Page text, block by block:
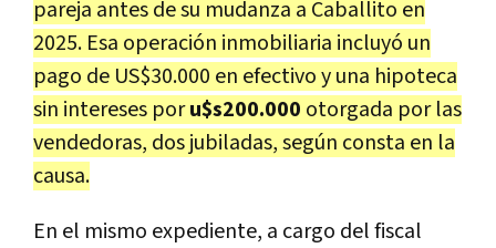
pareja antes de su mudanza a Caballito en
2025. Esa operación inmobiliaria incluyó un
pago de US$30.000 en efectivo y una hipoteca
sin intereses poru$s200.000 otorgada por las
vendedoras, dos jubiladas, según consta en la
causa.
En el mismo expediente, a cargo del fiscal